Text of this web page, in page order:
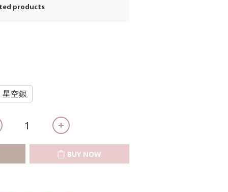
products
星空銀
BUY NOW